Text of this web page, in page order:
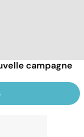
campagne